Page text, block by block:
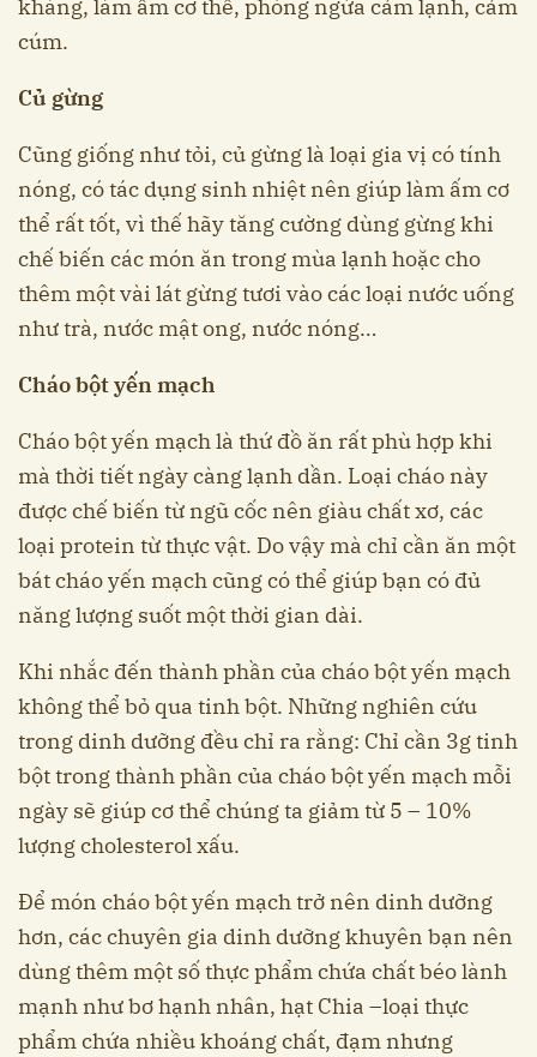
kháng, làm ấm cơ thể, phòng ngừa cảm lạnh, cảm
cúm.
Củ gừng
Cũng giống như tỏi, củ gừng là loại gia vị có tính
nóng, có tác dụng sinh nhiệt nên giúp làm ấm cơ
thể rất tốt, vì thế hãy tăng cường dùng gừng khi
chế biến các món ăn trong mùa lạnh hoặc cho
thêm một vài lát gừng tươi vào các loại nước uống
như trà, nước mật ong, nước nóng…
Cháo bột yến mạch
Cháo bột yến mạch là thứ đồ ăn rất phù hợp khi
mà thời tiết ngày càng lạnh dần. Loại cháo này
được chế biến từ ngũ cốc nên giàu chất xơ, các
loại protein từ thực vật. Do vậy mà chỉ cần ăn một
bát cháo yến mạch cũng có thể giúp bạn có đủ
năng lượng suốt một thời gian dài.
Khi nhắc đến thành phần của cháo bột yến mạch
không thể bỏ qua tinh bột. Những nghiên cứu
trong dinh dưỡng đều chỉ ra rằng: Chỉ cần 3g tinh
bột trong thành phần của cháo bột yến mạch mỗi
ngày sẽ giúp cơ thể chúng ta giảm từ 5 – 10%
lượng cholesterol xấu.
Để món cháo bột yến mạch trở nên dinh dưỡng
hơn, các chuyên gia dinh dưỡng khuyên bạn nên
dùng thêm một số thực phẩm chứa chất béo lành
mạnh như bơ hạnh nhân, hạt Chia –loại thực
phẩm chứa nhiều khoáng chất, đạm nhưng